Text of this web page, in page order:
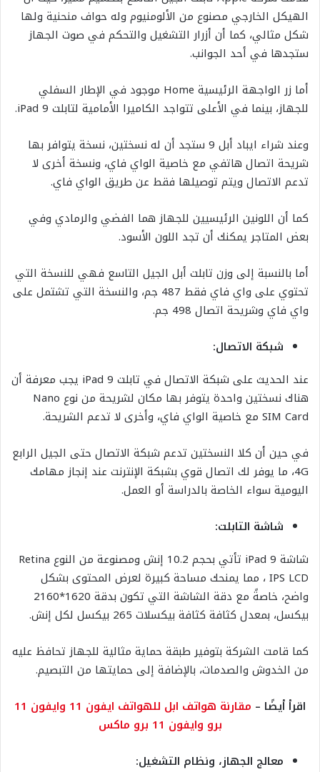
الهيكل الخارجي مصنوع من الألومنيوم وله حواف منحنية ولها
شكل مثالي، كما أن أزرار التشغيل والتحكم في صوت الجهاز
ستجدها في أحد الجوانب.
أما زر الواجهة الرئيسية Home موجود في الإطار السفلي
للجهاز، بينما في الأعلى تتواجد الكاميرا الأمامية لتابلت iPad 9.
وعند شراء ايباد أبل 9 ستجد أن له نسختين، نسخة يتوافر بها
شريحة اتصال هاتفي مع خاصية الواي فاي، ونسخة أخرى لا
تدعم الاتصال ويتم توصيلها فقط عن طريق الواي فاي.
كما أن اللونين الرئيسيين للجهاز هما الفضي والرمادي وفي
بعض المتاجر يمكنك أن تجد اللون الأسود.
أما بالنسبة إلى وزن تابلت أبل الجيل التاسع فهي للنسخة التي
تحتوي على واي فاي فقط 487 جم، والنسخة التي تشتمل على
واي فاي وشريحة اتصال 498 جم.
شبكة الاتصال:
عند الحديث على شبكة الاتصال في تابلت iPad 9 يجب معرفة أن
هناك نسختين واحدة يتوفر بها مكان لشريحة من نوع Nano
SIM Card مع خاصية الواي فاي، وأخرى لا تدعم الشريحة.
في حين أن كلا النسختين تدعم شبكة الاتصال حتى الجيل الرابع
4G، ما يوفر لك اتصال قوي بشبكة الإنترنت عند إنجاز مهامك
اليومية سواء الخاصة بالدراسة أو العمل.
شاشة التابلت:
شاشة iPad 9 تأتي بحجم 10.2 إنش ومصنوعة من النوع Retina
IPS LCD ، مما يمنحك مساحة كبيرة لعرض المحتوى بشكل
واضح، خاصةً مع دقة الشاشة التي تكون بدقة 1620*2160
بيكسل، بمعدل كثافة كثافة بيكسلات 265 بيكسل لكل إنش.
كما قامت الشركة بتوفير طبقة حماية مثالية للجهاز تحافظ عليه
من الخدوش والصدمات، بالإضافة إلى حمايتها من التبصيم.
اقرأ أيضًا –
مقارنة هواتف ابل للهواتف ايفون 11 وايفون 11
برو وايفون 11 برو ماكس
معالج الجهاز، ونظام التشغيل: